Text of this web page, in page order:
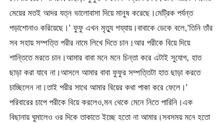
মেয়ের মতই আদর যত্ন ভালোবাসা দিয়ে মানুষ করেছে।মেট্রিক পর্যন্ত
পড়াশোনাও করিয়েছে।’ ফুফু এখন মৃত্যু শয্যায়।বাবাকে ডেকে বলে,’তিনি তাঁর
সব সহায় সম্পত্তি পরীর নামে লিখে দিতে চান।আর পরীকে বিয়ে দিয়ে
শান্তিতে মরতে চান।আমার বাবা মনে মনে চিন্তা করে এটাই সুযোগ, হাত
ছাড়া করা যাবে না।আসলে আমার বাবা ফুফুর সম্পত্তিটা হাত ছাড়া করতে
চাচ্ছিলেন না।তাই পরীর সাথে আমার বিয়ের কথা পাকা করে ফেলে।’
পরিবারের চাপে পরীকে বিয়ে করলেও,মন থেকে মেনে নিতে পারিনি।এক
বিছানায় ঘুমালেও ওর দিকে তাকাতে ইচ্ছে হতো না আমার।সবসময় মনে হতো